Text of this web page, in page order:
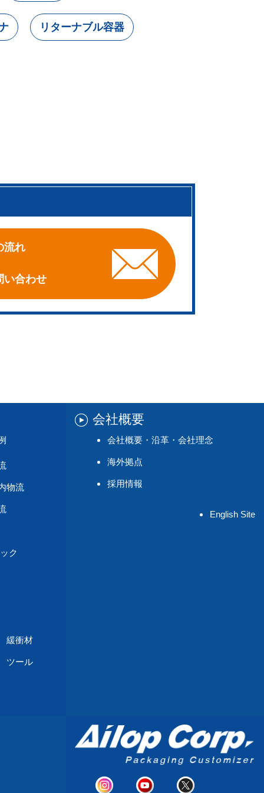
リターナブル容器
流れ
い合わせ
物流
ク
緩衝材
ツール
会社概要
会社概要・沿革・会社理念
海外拠点
採用情報
English Site